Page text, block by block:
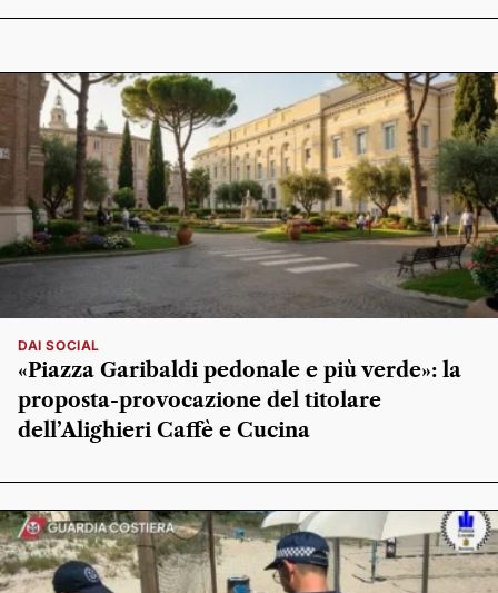
DAI SOCIAL
«Piazza Garibaldi pedonale e più verde»: la
proposta-provocazione del titolare
dell’Alighieri Caffè e Cucina